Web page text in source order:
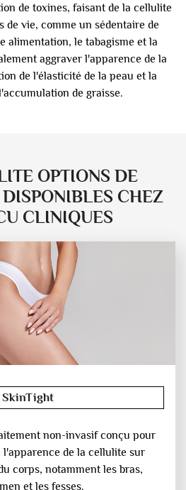
de toxines, faisant de la cellulite
de vie, comme un sédentaire de
alimentation, le tabagisme et la
aggraver l'apparence de la
de l'élasticité de la peau et la
de graisse.
OPTIONS DE
CHEZ
CLINIQUES
SkinTight
non-invasif conçu pour
de la cellulite sur
corps, notamment les bras,
et les fesses.